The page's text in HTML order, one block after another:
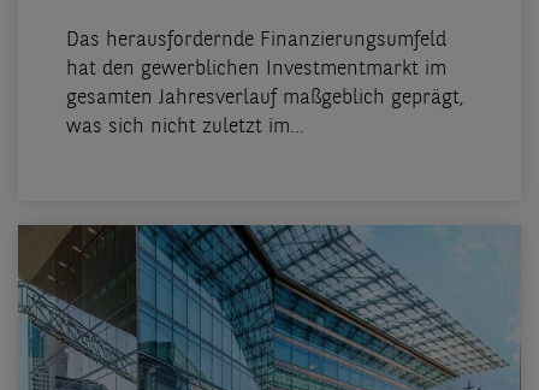
Das herausfordernde Finanzierungsumfeld
hat den gewerblichen Investmentmarkt im
gesamten Jahresverlauf maßgeblich geprägt,
was sich nicht zuletzt im...